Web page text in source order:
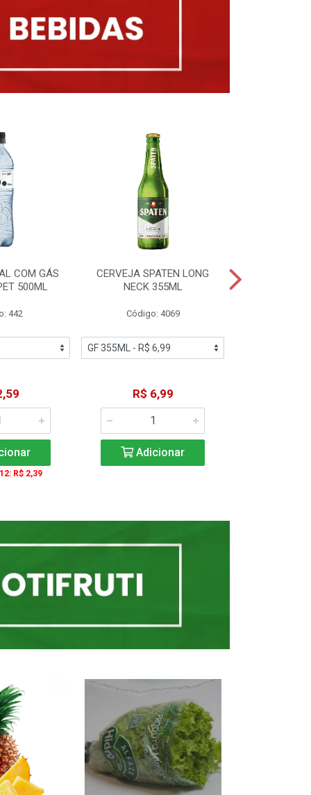
COM GÁS
500ML
442
R$ 2,39
CERVEJA SPATEN LONG
NECK 355ML
Código: 4069
R$ 6,99
Adicionar